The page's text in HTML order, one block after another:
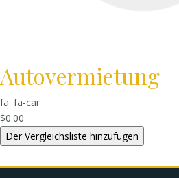
Autovermietung
fa fa-car
$0.00